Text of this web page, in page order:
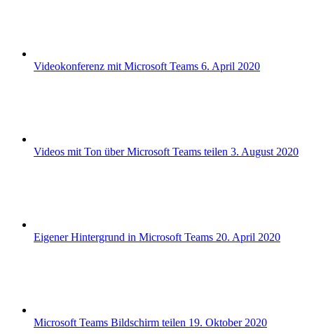
Videokonferenz mit Microsoft Teams 6. April 2020
Videos mit Ton über Microsoft Teams teilen 3. August 2020
Eigener Hintergrund in Microsoft Teams 20. April 2020
Microsoft Teams Bildschirm teilen 19. Oktober 2020